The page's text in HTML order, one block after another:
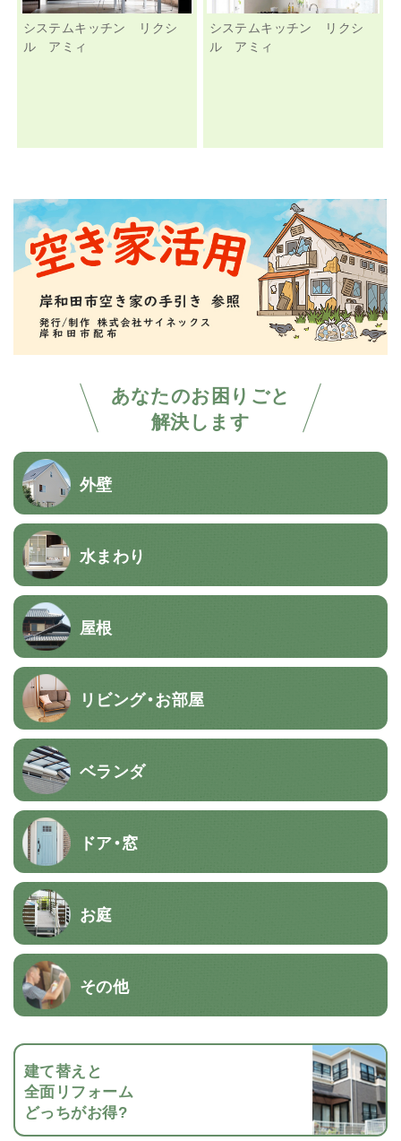
あなたのお困りごと
解決します
外壁
水まわり
屋根
リビング・お部屋
ベランダ
ドア・窓
お庭
その他
建て替えと
全面リフォーム
どっちがお得?
システムキッチン リクシ
ル アミィ
システムキッチン リクシ
ル アミィ